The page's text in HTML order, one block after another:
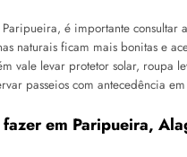
é importante consultar
naturais ficam mais bonitas e
vale levar protetor solar, roupa
passeios com antecedência
em Paripueira,